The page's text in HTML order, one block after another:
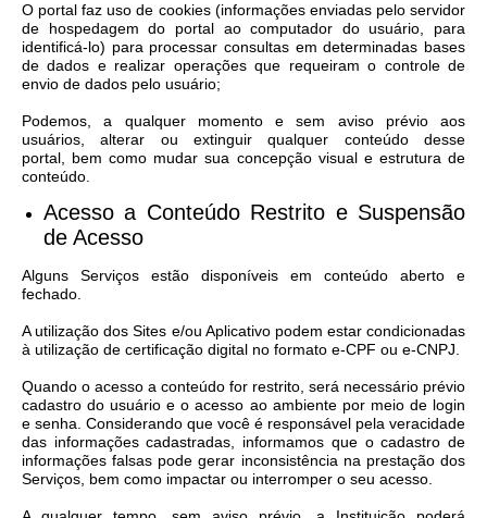
O portal faz uso de cookies (informações enviadas pelo servidor
de hospedagem do portal ao computador do usuário, para
identificá-lo) para processar consultas em determinadas bases
de dados e realizar operações que requeiram o controle de
envio de dados pelo usuário;
Podemos, a qualquer momento e sem aviso prévio aos
usuários, alterar ou extinguir qualquer conteúdo desse
portal, bem como mudar sua concepção visual e estrutura de
conteúdo.
Acesso a Conteúdo Restrito e Suspensão
de Acesso​
Alguns Serviços estão disponíveis em conteúdo aberto e
fechado.
A utilização dos Sites e/ou Aplicativo podem estar condicionadas
à utilização de certificação digital no formato e-CPF ou e-CNPJ.
Quando o acesso a conteúdo for restrito, será necessário prévio
cadastro do usuário e o acesso ao ambiente por meio de login
e senha. Considerando que você é responsável pela veracidade
das informações cadastradas, informamos que o cadastro de
informações falsas pode gerar inconsistência na prestação dos
Serviços, bem como impactar ou interromper o seu acesso.